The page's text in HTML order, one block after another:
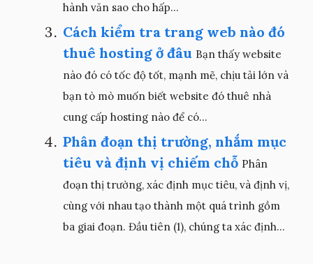
hành văn sao cho hấp...
Cách kiểm tra trang web nào đó
thuê hosting ở đâu Bạn thấy website
nào đó có tốc độ tốt, mạnh mẽ, chịu tải lớn và
bạn tò mò muốn biết website đó thuê nhà
cung cấp hosting nào để có...
Phân đoạn thị trường, nhắm mục
tiêu và định vị chiếm chỗ Phân
đoạn thị trường, xác định mục tiêu, và định vị,
cùng với nhau tạo thành một quá trình gồm
ba giai đoạn. Đầu tiên (1), chúng ta xác định...